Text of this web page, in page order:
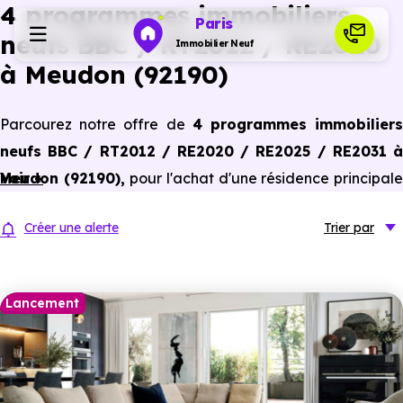
Paris
Immobilier Neuf
Investir
Ressources
Financer
4 programmes immobiliers
neufs BBC / RT2012 / RE2020
à Meudon (92190)
Parcourez notre offre de 4 programmes immobiliers
neufs BBC / RT2012 / RE2020 / RE2025 / RE2031 à
Meudon (92190), pour l'achat d'une résidence principale
normes de performances énergétiques, pour un gain
Voir +
Créer une alerte Trier par
Lancement